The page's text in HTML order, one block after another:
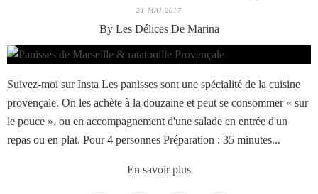
21 MAI 2017
By Les Délices De Marina
Suivez-moi sur Insta Les panisses sont une spécialité de la cuisine
provençale. On les achète à la douzaine et peut se consommer « sur
le pouce », ou en accompagnement d'une salade en entrée d'un
repas ou en plat. Pour 4 personnes Préparation : 35 minutes...
En savoir plus